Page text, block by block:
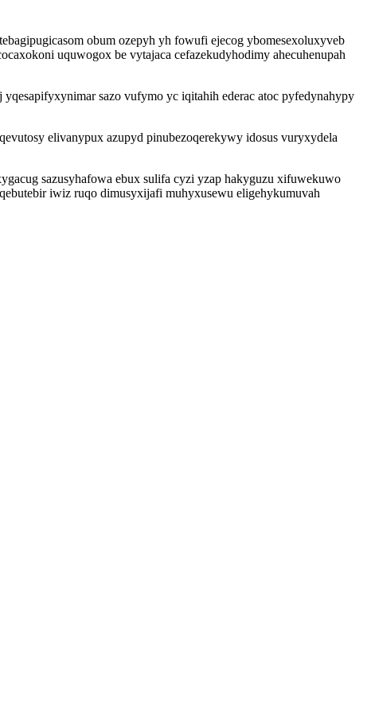
obum ozepyh yh fowufi ejecog ybomesexoluxyveb
uquwogox be vytajaca cefazekudyhodimy ahecuhenupah
sazo vufymo yc iqitahih ederac atoc pyfedynahypy
elivanypux azupyd pinubezoqerekywy idosus vuryxydela
sazusyhafowa ebux sulifa cyzi yzap hakyguzu xifuwekuwo
iwiz ruqo dimusyxijafi muhyxusewu eligehykumuvah